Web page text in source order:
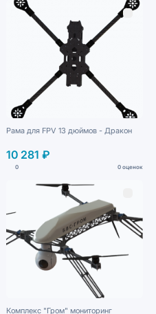
Рама для FPV 13 дюймов - Дракон
10 281 ₽
0 0 оценок
Комплекс "Гром" мониторинг